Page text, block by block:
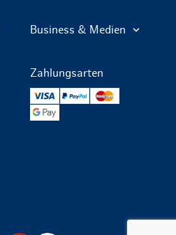
Business & Medien
Zahlungsarten
PayPal